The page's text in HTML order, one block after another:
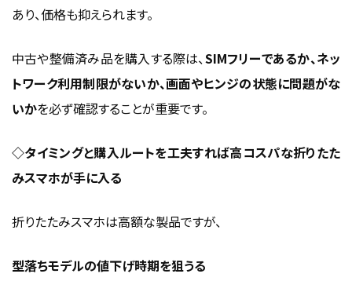
あり、価格も抑えられます。
中古や整備済み品を購入する際は、SIMフリーであるか、ネッ
トワーク利用制限がないか、画面やヒンジの状態に問題がな
いかを必ず確認することが重要です。
◇タイミングと購入ルートを工夫すれば高コスパな折りたた
みスマホが手に入る
折りたたみスマホは高額な製品ですが、
型落ちモデルの値下げ時期を狙うる